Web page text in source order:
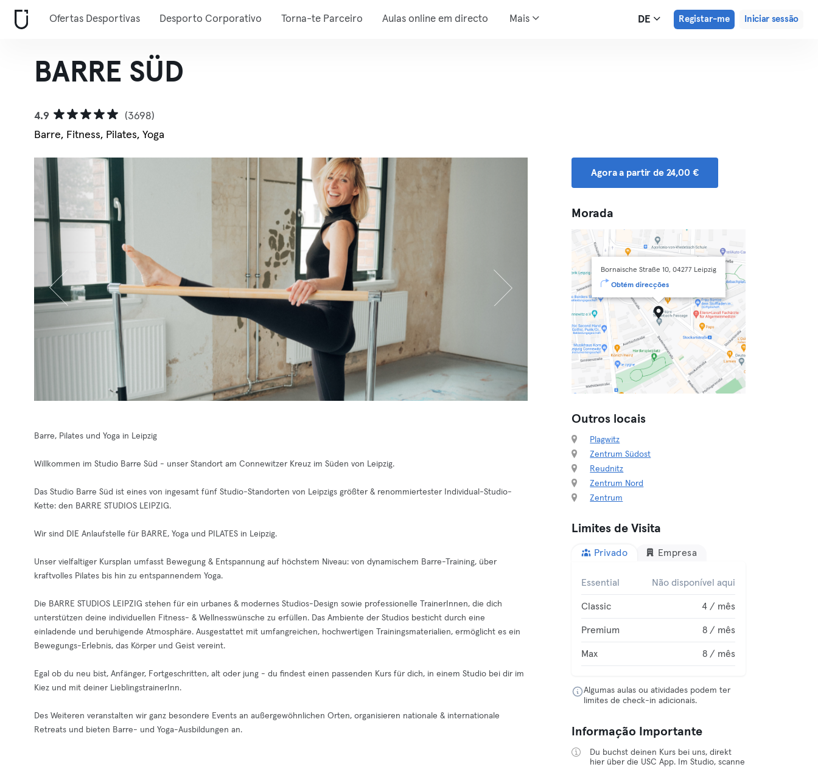
Ofertas Desportivas Desporto Corporativo Torna-te Parceiro Aulas online em directo Mais DE Registar-me Iniciar sessão
BARRE SÜD
4.9
(3698)
Barre, Fitness, Pilates, Yoga
Barre, Pilates und Yoga in Leipzig
Willkommen im Studio Barre Süd - unser Standort am Connewitzer Kreuz im Süden von Leipzig.
Das Studio Barre Süd ist eines von ingesamt fünf Studio-Standorten von Leipzigs größter & renommiertester Individual-Studio-
Kette: den BARRE STUDIOS LEIPZIG.
Wir sind DIE Anlaufstelle für BARRE, Yoga und PILATES in Leipzig.
Unser vielfaltiger Kursplan umfasst Bewegung & Entspannung auf höchstem Niveau: von dynamischem Barre-Training, über
kraftvolles Pilates bis hin zu entspannendem Yoga.
Die BARRE STUDIOS LEIPZIG stehen für ein urbanes & modernes Studios-Design sowie professionelle TrainerInnen, die dich
unterstützen deine individuellen Fitness- & Wellnesswünsche zu erfüllen. Das Ambiente der Studios besticht durch eine
einladende und beruhigende Atmosphäre. Ausgestattet mit umfangreichen, hochwertigen Trainingsmaterialien, ermöglicht es ein
Bewegungs-Erlebnis, das Körper und Geist vereint.
Egal ob du neu bist, Anfänger, Fortgeschritten, alt oder jung - du findest einen passenden Kurs für dich, in einem Studio bei dir im
Kiez und mit deiner LieblingstrainerInn.
Des Weiteren veranstalten wir ganz besondere Events an außergewöhnlichen Orten, organisieren nationale & internationale
Retreats und bieten Barre- und Yoga-Ausbildungen an.
Agora a partir de 24,00 €
Morada
Bornaische Straße 10, 04277 Leipzig
Obtém direcções
Outros locais
Plagwitz
Zentrum Südost
Reudnitz
Zentrum Nord
Zentrum
Limites de Visita
Privado Empresa
Essential Não disponível aqui
Classic 4 / mês
Premium 8 / mês
Max 8 / mês
Algumas aulas ou atividades podem ter
limites de check-in adicionais.
Informação Importante
Du buchst deinen Kurs bei uns, direkt
hier über die USC App. Im Studio, scanne